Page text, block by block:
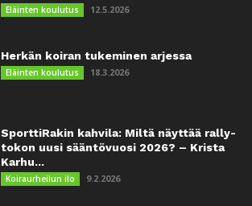
Eläinten koulutus 12.5.2026
Herkän koiran tukeminen arjessa
Eläinten koulutus 18.3.2026
SporttiRakin kahvila: Miltä näyttää rally-
tokon uusi sääntövuosi 2026? – Krista
Karhu...
Koiraurheilun ilo 9.2.2026